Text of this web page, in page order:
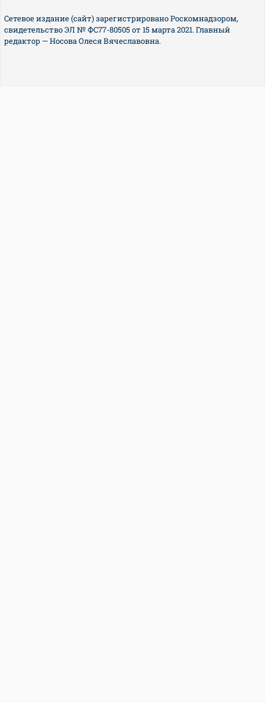
Сетевое издание (сайт) зарегистрировано Роскомнадзором,
свидетельство ЭЛ № ФС77-80505 от 15 марта 2021. Главный
редактор — Носова Олеся Вячеславовна.